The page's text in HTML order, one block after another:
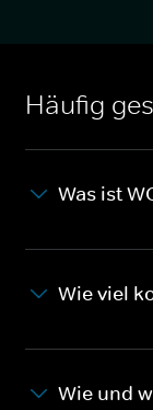
Häufig
Was ist
Wie viel
Wie und